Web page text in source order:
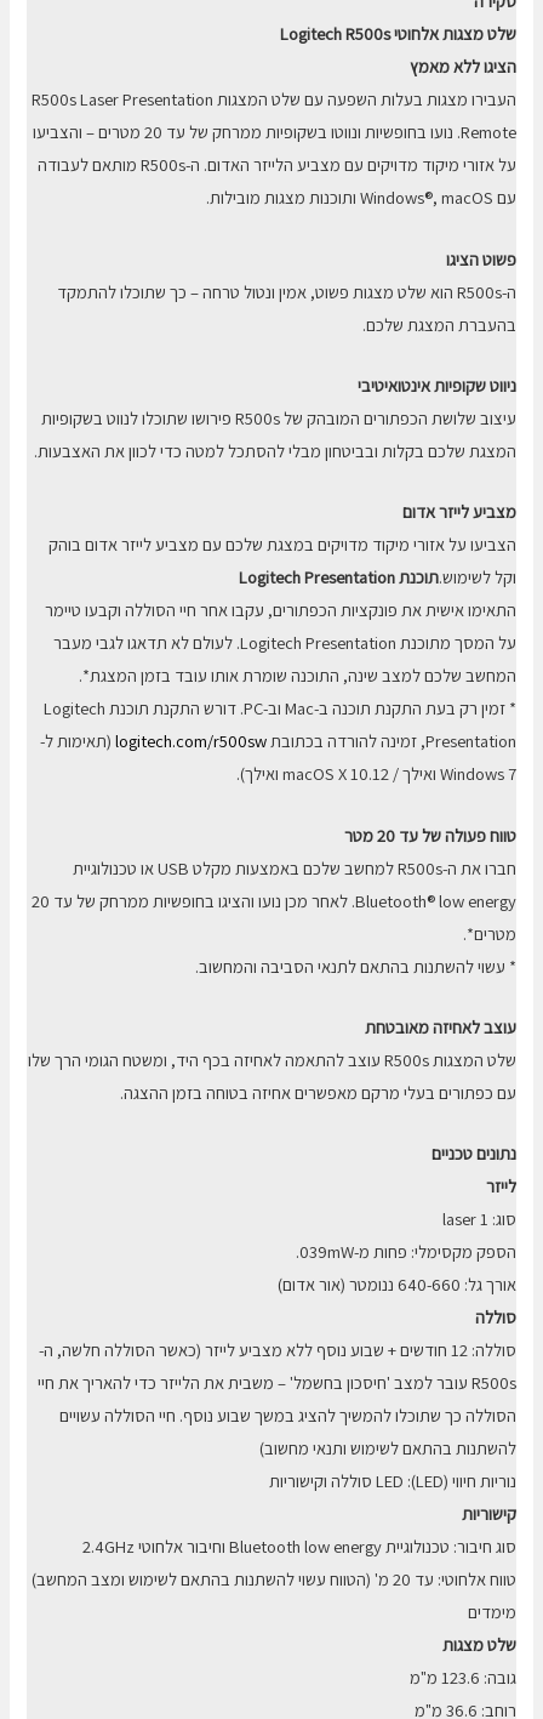
שלט מצגות אלחוטי Logitech R500s
הציגו ללא מאמץ
העבירו מצגות בעלות השפעה עם שלט המצגות R500s Laser Presentation
Remote. נועו בחופשיות ונווטו בשקופיות ממרחק של עד 20 מטרים – והצביעו
על אזורי מיקוד מדויקים עם מצביע הלייזר האדום. ה-R500s מותאם לעבודה
עם Windows®, macOS ותוכנות מצגות מובילות.
פשוט הציגו
ה-R500s הוא שלט מצגות פשוט, אמין ונטול טרחה – כך שתוכלו להתמקד
בהעברת המצגת שלכם.
ניווט שקופיות אינטואיטיבי
עיצוב שלושת הכפתורים המובהק של R500s פירושו שתוכלו לנווט בשקופיות
המצגת שלכם בקלות ובביטחון מבלי להסתכל למטה כדי לכוון את האצבעות.
מצביע לייזר אדום
הצביעו על אזורי מיקוד מדויקים במצגת שלכם עם מצביע לייזר אדום בוהק
וקל לשימוש.תוכנת Logitech Presentation
התאימו אישית את פונקציות הכפתורים, עקבו אחר חיי הסוללה וקבעו טיימר
על המסך מתוכנת Logitech Presentation. לעולם לא תדאגו לגבי מעבר
המחשב שלכם למצב שינה, התוכנה שומרת אותו עובד בזמן המצגת*.
* זמין רק בעת התקנת תוכנה ב-Mac וב-PC. דורש התקנת תוכנת Logitech
Presentation, זמינה להורדה בכתובת
logitech.com/r500sw (תאימות ל-
Windows 7 ואילך / macOS X 10.12 ואילך).
טווח פעולה של עד 20 מטר
חברו את ה-R500s למחשב שלכם באמצעות מקלט USB או טכנולוגיית
Bluetooth® low energy. לאחר מכן נועו והציגו בחופשיות ממרחק של עד 20
מטרים*.
* עשוי להשתנות בהתאם לתנאי הסביבה והמחשוב.
עוצב לאחיזה מאובטחת
שלט המצגות R500s עוצב להתאמה לאחיזה בכף היד, ומשטח הגומי הרך שלו
עם כפתורים בעלי מרקם מאפשרים אחיזה בטוחה בזמן ההצגה.
נתונים טכניים
לייזר
סוג: 1 laser
הספק מקסימלי: פחות מ-039mW.
אורך גל: 640-660 ננומטר (אור אדום)
סוללה
סוללה: 12 חודשים + שבוע נוסף ללא מצביע לייזר (כאשר הסוללה חלשה, ה-
R500s עובר למצב 'חיסכון בחשמל' – משבית את הלייזר כדי להאריך את חיי
הסוללה כך שתוכלו להמשיך להציג במשך שבוע נוסף. חיי הסוללה עשויים
להשתנות בהתאם לשימוש ותנאי מחשוב)
נוריות חיווי (LED): LED סוללה וקישוריות
קישוריות
סוג חיבור: טכנולוגיית Bluetooth low energy וחיבור אלחוטי 2.4GHz
טווח אלחוטי: עד 20 מ' (הטווח עשוי להשתנות בהתאם לשימוש ומצב המחשב)
מימדים
שלט מצגות
גובה: 123.6 מ"מ
רוחב: 36.6 מ"מ